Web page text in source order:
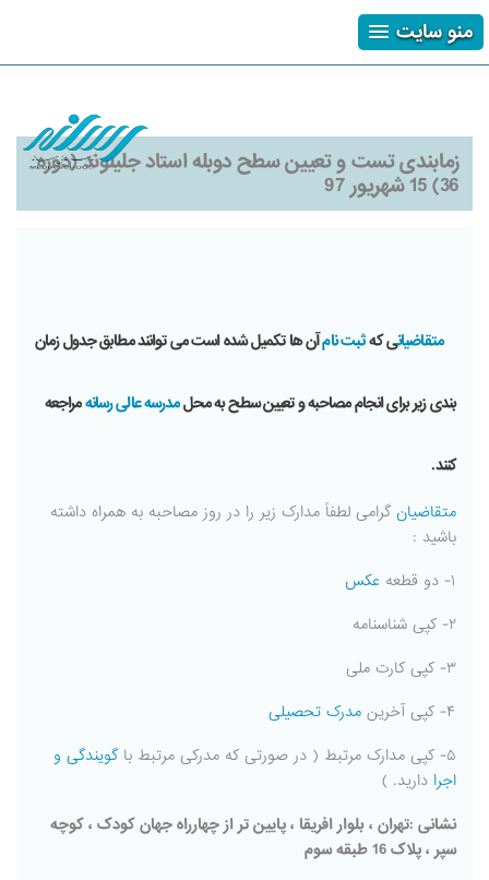
منو سایت
زمابندی تست و تعیین سطح دوبله استاد جلیلوند (دوره
36) 15 شهریور 97
متقاضیانی کهثبت نامآن ها تکمیل شده است می توانند مطابق جدول زمان
بندی زیر برای انجام مصاحبه و تعیین سطح به محلمدرسه عالی رسانهمراجعه
کنند.
متقاضیان گرامی لطفاً مدارک زیر را در روز مصاحبه به همراه داشته
باشید :
۱- دو قطعه
عکس
۲- کپی شناسنامه
۳- کپی کارت ملی
۴- کپی آخرین
مدرک تحصیلی
۵- کپی مدارک مرتبط ( در صورتی که مدرکی مرتبط با
گویندگی و
اجرا دارید. )
نشانی :تهران ، بلوار افریقا ، پایین تر از چهارراه جهان کودک ، کوچه
سپر ، پلاک 16 طبقه سوم